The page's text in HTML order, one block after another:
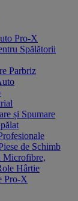
Pro-X
Spălătorii
Parbriz
și Spumare
de Schimb
Microfibre,
Hârtie
Pro-X